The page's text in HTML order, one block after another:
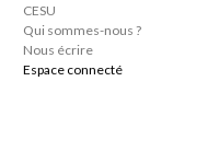
CESU
Qui sommes-nous ?
Nous écrire
Espace connecté